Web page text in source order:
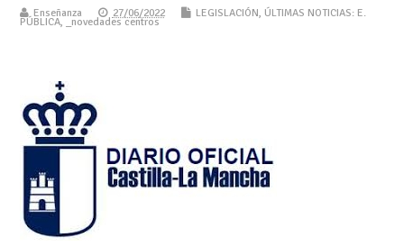
Enseñanza 27/06/2022 LEGISLACIÓN, ÚLTIMAS NOTICIAS: E.
PÚBLICA, _novedades centros